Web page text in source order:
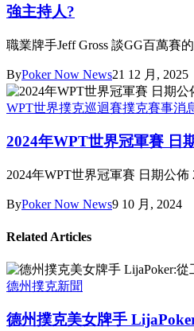
強主持人?
職業牌手Jeff Gross 談GG百萬賽
ByPoker Now News21 12 月, 2025
WPT世界撲克巡迴賽撲克賽事消
2024年WPT世界冠軍賽 日
2024年WPT世界冠軍賽 日期公佈
ByPoker Now News9 10 月, 2024
Related Articles
德州撲克新聞
德州撲克美女牌手